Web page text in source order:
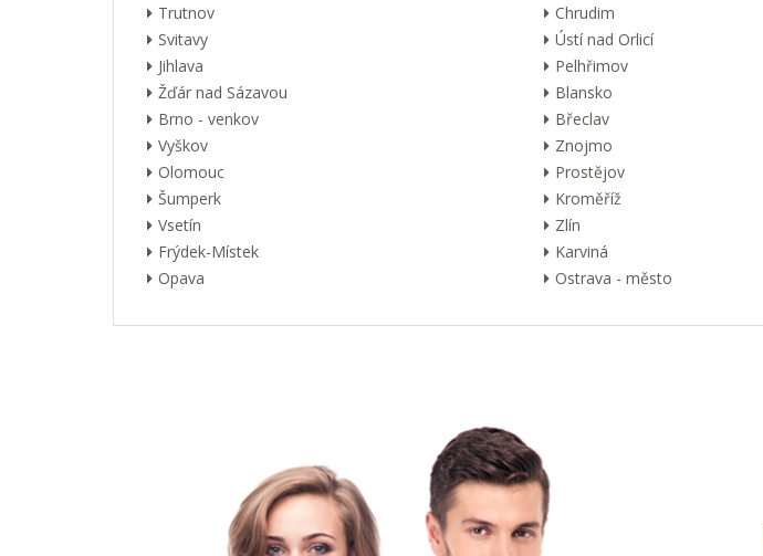
Trutnov
Chrudim
Svitavy
Ústí nad Orlicí
Jihlava
Pelhřimov
Žďár nad Sázavou
Blansko
Brno - venkov
Břeclav
Vyškov
Znojmo
Olomouc
Prostějov
Šumperk
Kroměříž
Vsetín
Zlín
Frýdek-Místek
Karviná
Opava
Ostrava - město